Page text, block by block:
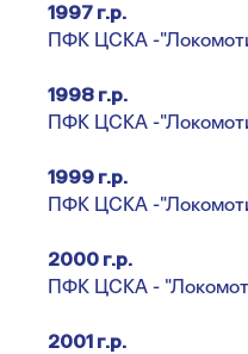
1997 г.р.
ПФК ЦСКА -
1998 г.р.
ПФК ЦСКА -
1999 г.р.
ПФК ЦСКА -
2000 г.р.
ПФК ЦСКА -
2001 г.р.